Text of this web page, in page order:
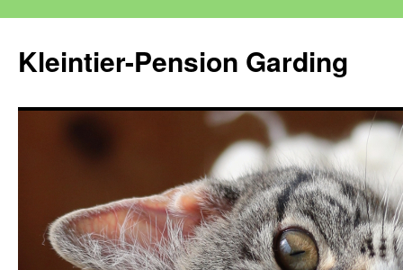
Kleintier-Pension Garding